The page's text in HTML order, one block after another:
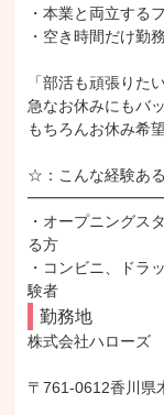
・本業と両立する
・空き時間だけ勤
「部活も頑張りた
急なお休みにもバ
もちろんお休み希
☆：こんな経験あ
・オープニングス
る方
・コンビニ、ドラ
験者
勤務地
株式会社ハローズ
〒761-0612香川県